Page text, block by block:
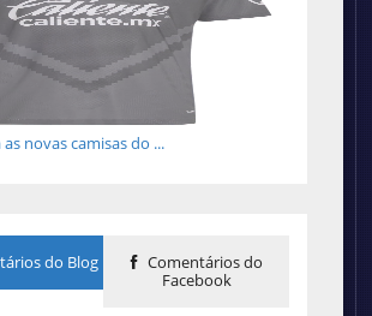
novas camisas do ...
do Blog
Comentários do
Facebook